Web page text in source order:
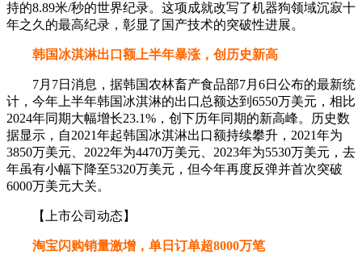
持的8.89米/秒的世界纪录。这项成就改写了机器狗领域沉寂十
年之久的最高纪录，彰显了国产技术的突破性进展。
韩国冰淇淋出口额上半年暴涨，创历史新高​
7月7日消息，据韩国农林畜产食品部7月6日公布的最新统
计，今年上半年韩国冰淇淋的出口总额达到6550万美元，相比
2024年同期大幅增长23.1%，创下历年同期的新高峰。历史数
据显示，自2021年起韩国冰淇淋出口额持续攀升，2021年为
3850万美元、2022年为4470万美元、2023年为5530万美元，去
年虽有小幅下降至5320万美元，但今年再度反弹并首次突破
6000万美元大关。
【上市公司动态】
​​淘宝闪购销量激增，单日订单超8000万笔